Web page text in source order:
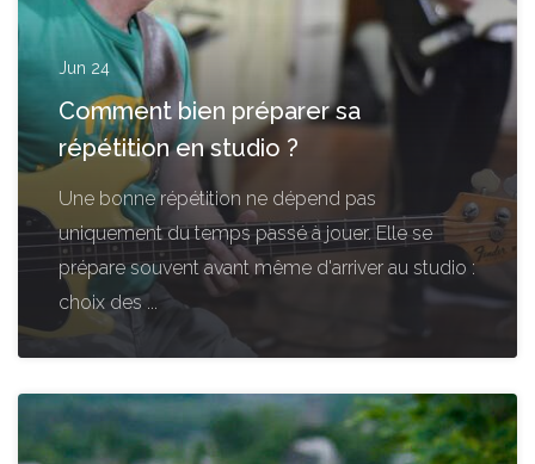
Jun 24
Comment bien préparer sa
répétition en studio ?
Une bonne répétition ne dépend pas
uniquement du temps passé à jouer. Elle se
prépare souvent avant même d'arriver au studio :
choix des ...